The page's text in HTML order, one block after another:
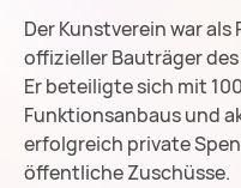
Der Kunstverein war
offizieller Bauträger
Er beteiligte sich mit
Funktionsanbaus und
erfolgreich private
öffentliche Zuschüsse.